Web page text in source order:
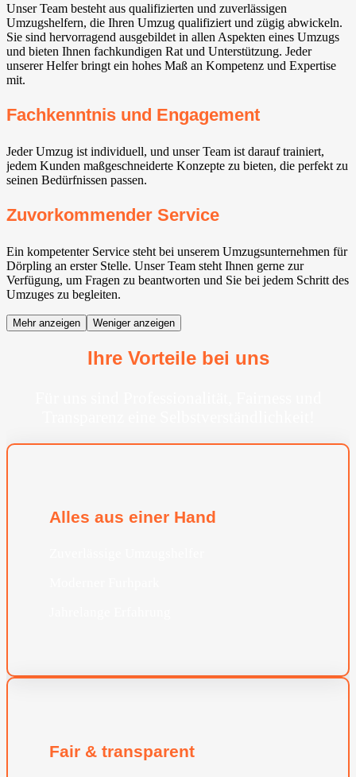
Unser Team besteht aus qualifizierten und zuverlässigen
Umzugshelfern, die Ihren Umzug qualifiziert und zügig abwickeln.
Sie sind hervorragend ausgebildet in allen Aspekten eines Umzugs
und bieten Ihnen fachkundigen Rat und Unterstützung. Jeder
unserer Helfer bringt ein hohes Maß an Kompetenz und Expertise
mit.
Fachkenntnis und Engagement
Jeder Umzug ist individuell, und unser Team ist darauf trainiert,
jedem Kunden maßgeschneiderte Konzepte zu bieten, die perfekt zu
seinen Bedürfnissen passen.
Zuvorkommender Service
Ein kompetenter Service steht bei unserem Umzugsunternehmen für
Dörpling an erster Stelle. Unser Team steht Ihnen gerne zur
Verfügung, um Fragen zu beantworten und Sie bei jedem Schritt des
Umzuges zu begleiten.
Mehr anzeigen Weniger anzeigen
Ihre Vorteile bei uns
Alles aus einer Hand
Fair & transparent